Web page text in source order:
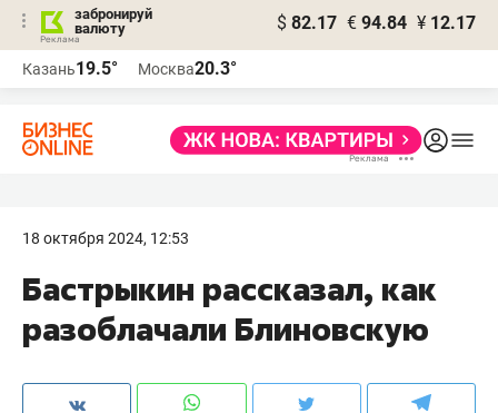
забронируй
валюту
$ 82.17 € 94.84 ¥ 12.17
Казань19.5° Москва20.3°
18 октября 2024, 12:53
Бастрыкин рассказал, как
разоблачали Блиновскую